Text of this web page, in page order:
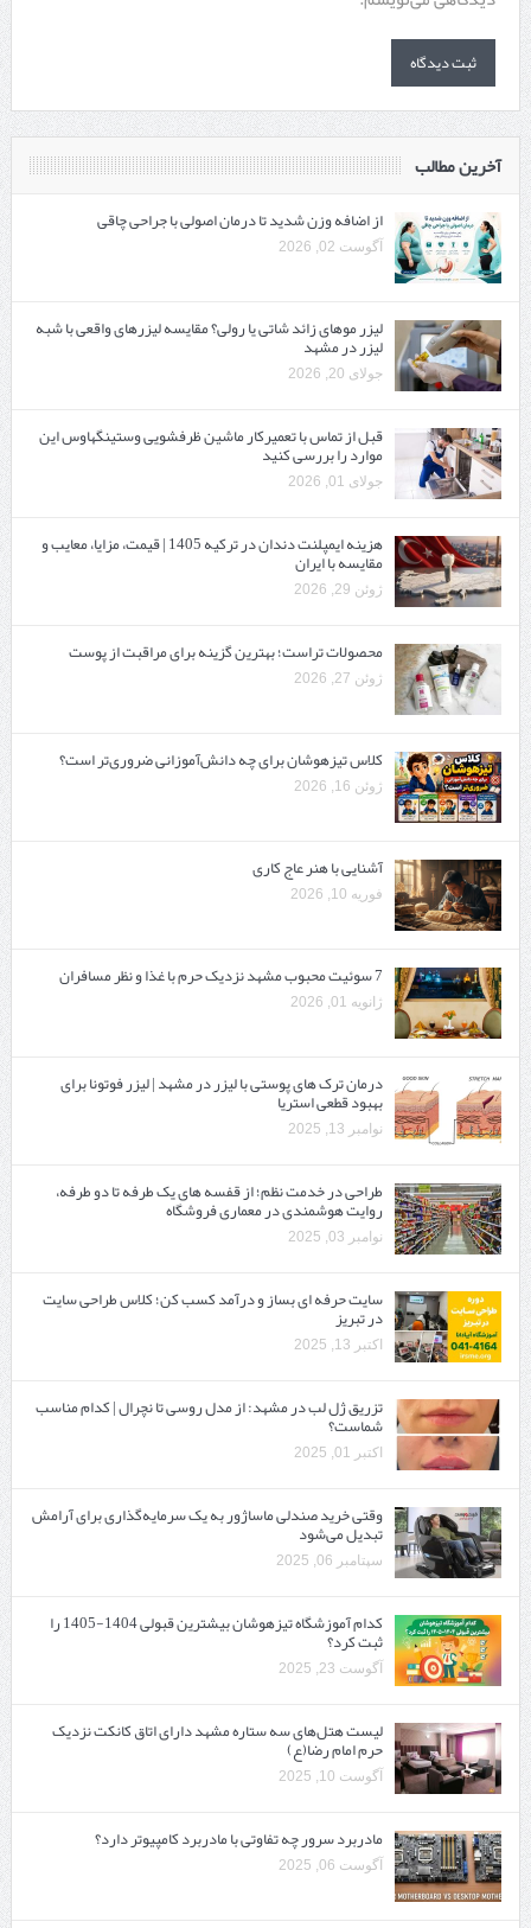
آخرین مطالب
از اضافه وزن شدید تا درمان اصولی با جراحی چاقی
آگوست 02, 2026
لیزر موهای زائد شاتی یا رولی؟ مقایسه لیزرهای واقعی با شبه‌
لیزر در مشهد
جولای 20, 2026
قبل از تماس با تعمیرکار ماشین ظرفشویی وستینگهاوس این
موارد را بررسی کنید
جولای 01, 2026
هزینه ایمپلنت دندان در ترکیه 1405 | قیمت، مزایا، معایب و
مقایسه با ایران
ژوئن 29, 2026
محصولات تراست؛ بهترین گزینه برای مراقبت از پوست
ژوئن 27, 2026
کلاس تیزهوشان برای چه دانش‌آموزانی ضروری‌تر است؟
ژوئن 16, 2026
آشنایی با هنر عاج کاری
فوریه 10, 2026
7 سوئیت محبوب مشهد نزدیک حرم با غذا و نظر مسافران
ژانویه 01, 2026
درمان ترک های پوستی با لیزر در مشهد | لیزر فوتونا برای
بهبود قطعی استریا
نوامبر 13, 2025
طراحی در خدمت نظم؛ از قفسه ‌های یک‌ طرفه تا دو طرفه،
روایت هوشمندی در معماری فروشگاه
نوامبر 03, 2025
سایت حرفه ‌ای بساز و درآمد کسب کن؛ کلاس طراحی سایت
در تبریز
اکتبر 13, 2025
تزریق ژل لب در مشهد: از مدل روسی تا نچرال | کدام مناسب
شماست؟
اکتبر 01, 2025
وقتی خرید صندلی ماساژور به یک سرمایه‌گذاری برای آرامش
تبدیل می‌شود
سپتامبر 06, 2025
کدام آموزشگاه تیزهوشان بیشترین قبولی 1404-1405 را
ثبت کرد؟
آگوست 23, 2025
لیست هتل‌های سه ستاره مشهد دارای اتاق کانکت نزدیک
حرم امام رضا(ع)
آگوست 10, 2025
مادربرد سرور چه تفاوتی با مادربرد کامپیوتر دارد؟
آگوست 06, 2025